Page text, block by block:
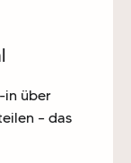
in über
– das